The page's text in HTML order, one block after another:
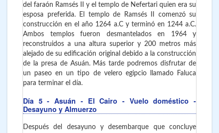
del faraón Ramsés II y el templo de Nefertari quien era su
esposa preferida. El templo de Ramsés II comenzó su
construcción en el año 1264 a.C y terminó en 1244 a.C.
Ambos templos fueron desmantelados en 1964 y
reconstruidos a una altura superior y 200 metros más
alejado de su edificación original debido a la construcción
de la presa de Asuán. Más tarde podremos disfrutar de
un paseo en un tipo de velero egipcio llamado Faluca
para terminar el día.
Día 5 - Asuán - El Cairo - Vuelo doméstico -
Desayuno y Almuerzo
Después del desayuno y desembarque que concluye